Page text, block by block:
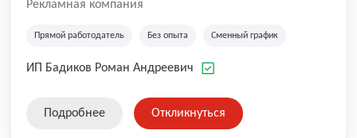
Рекламная компания
Прямой работодатель Без опыта Сменный график
ИП Бадиков Роман Андреевич
Подробнее Откликнуться